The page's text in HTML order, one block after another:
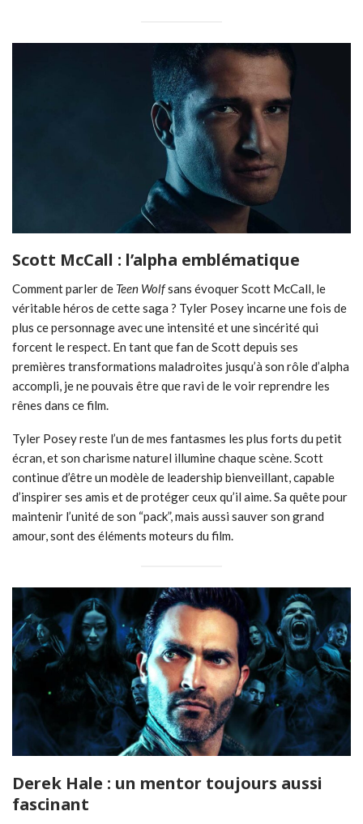
Scott McCall : l’alpha emblématique
Comment parler de Teen Wolfsans évoquer Scott McCall, le
véritable héros de cette saga ? Tyler Posey incarne une fois de
plus ce personnage avec une intensité et une sincérité qui
forcent le respect. En tant que fan de Scott depuis ses
premières transformations maladroites jusqu’à son rôle d’alpha
accompli, je ne pouvais être que ravi de le voir reprendre les
rênes dans ce film.
Tyler Posey reste l’un de mes fantasmes les plus forts du petit
écran, et son charisme naturel illumine chaque scène. Scott
continue d’être un modèle de leadership bienveillant, capable
d’inspirer ses amis et de protéger ceux qu’il aime. Sa quête pour
maintenir l’unité de son “pack”, mais aussi sauver son grand
amour, sont des éléments moteurs du film.
Derek Hale : un mentor toujours aussi
fascinant